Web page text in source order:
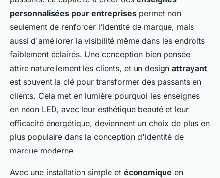
personnalisées pour entreprises permet non
seulement de renforcer l'identité de marque, mais
aussi d'améliorer la visibilité même dans les endroits
faiblement éclairés. Une conception bien pensée
attire naturellement les clients, et un design attrayant
est souvent la clé pour transformer des passants en
clients. Cela met en lumière pourquoi les enseignes
en néon LED, avec leur esthétique beauté et leur
efficacité énergétique, deviennent un choix de plus en
plus populaire dans la conception d'identité de
marque moderne.
Avec une installation simple et économique en